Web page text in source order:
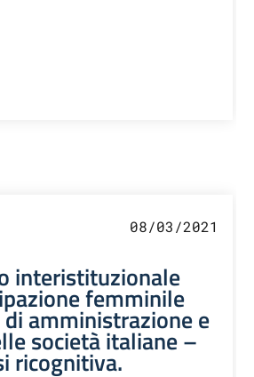
08/03/2021
interistituzionale
femminile
amministrazione e
società italiane –
ricognitiva.